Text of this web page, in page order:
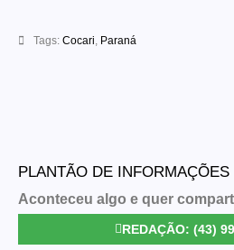
Tags: Cocari Paraná
PLANTÃO DE INFORMAÇÕES
Aconteceu algo e quer
REDAÇÃO: (43)